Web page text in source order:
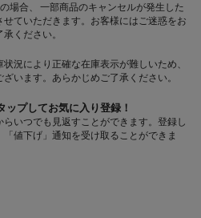
場合、 一部商品のキャンセルが発生した
ていただきます。お客様にはご迷惑をお
ください。
況により正確な在庫表示が難しいため、
います。あらかじめご了承ください。
ップしてお気に入り登録！
いつでも見返すことができます。登録し
値下げ」通知を受け取ることができま